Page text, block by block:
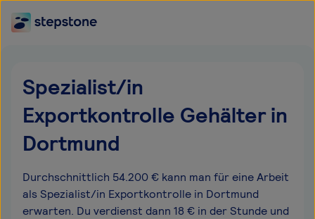
Spezialist/in
Exportkontrolle Gehälter in
Dortmund
Durchschnittlich 54.200 € kann man für eine Arbeit
als Spezialist/in Exportkontrolle in Dortmund
erwarten. Du verdienst dann 18 € in der Stunde und